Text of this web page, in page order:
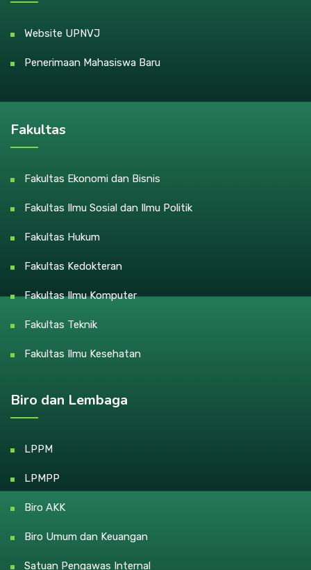
Website UPNVJ
Penerimaan Mahasiswa Baru
Fakultas
Fakultas Ekonomi dan Bisnis
Fakultas Ilmu Sosial dan Ilmu Politik
Fakultas Hukum
Fakultas Kedokteran
Fakultas Ilmu Komputer
Fakultas Teknik
Fakultas Ilmu Kesehatan
Biro dan Lembaga
LPPM
LPMPP
Biro AKK
Biro Umum dan Keuangan
Satuan Pengawas Internal